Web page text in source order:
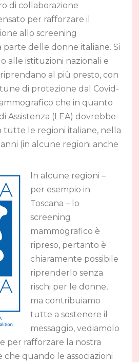
di collaborazione
per rafforzare il
allo screening
parte delle donne italiane. Si
alle istituzioni nazionali e
al più presto, con
di protezione dal Covid-
che in quanto
Assistenza (LEA) dovrebbe
tutte le regioni italiane, nella
(in alcune regioni anche
In alcune regioni –
per esempio in
Toscana – lo
screening
mammografico è
ripreso, pertanto è
chiaramente possibile
riprenderlo senza
rischi per le donne,
ma contribuiamo
tutte a sostenere il
messaggio, vediamolo
per rafforzare la nostra
che quando le associazioni